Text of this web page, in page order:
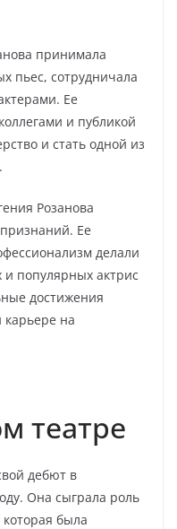
принимала
пьес, сотрудничала
Ее
и публикой
и стать одной из
Розанова
Ее
делали
популярных актрис
достижения
на
театре
дебют в
Она сыграла роль
была